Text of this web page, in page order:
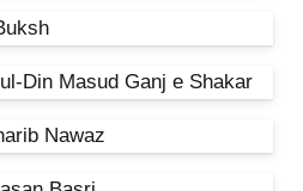
Din Masud Ganj e Shakar
Nawaz